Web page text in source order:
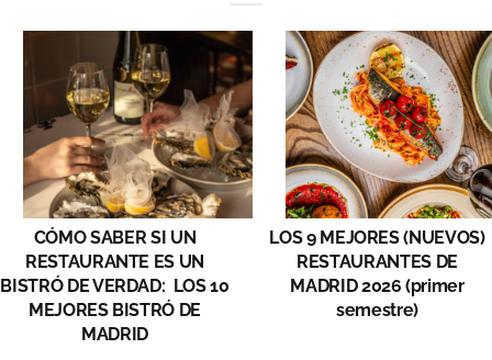
CÓMO SABER SI UN
RESTAURANTE ES UN
BISTRÓ DE VERDAD: LOS 10
MEJORES BISTRÓ DE
MADRID
LOS 9 MEJORES (NUEVOS)
RESTAURANTES DE
MADRID 2026 (primer
semestre)